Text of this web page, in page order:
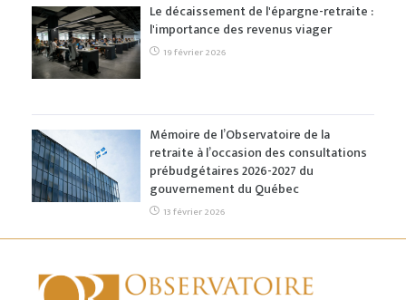
Le décaissement de l'épargne-retraite :
l'importance des revenus viager
19 février 2026
Mémoire de l’Observatoire de la
retraite à l’occasion des consultations
prébudgétaires 2026-2027 du
gouvernement du Québec
13 février 2026